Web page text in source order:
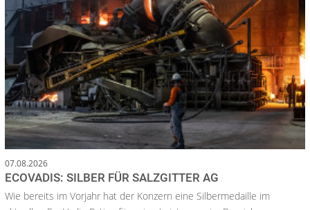
07.08.2026
ECOVADIS: SILBER FÜR SALZGITTER AG
Wie bereits im Vorjahr hat der Konzern eine Silbermedaille im